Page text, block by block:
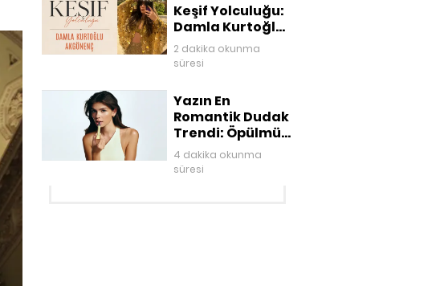
Keşif Yolculuğu:
Damla Kurtoğlu
Akgönenç
2 dakika okunma
süresi
Yazın En
Romantik Dudak
Trendi: Öpülmüş
Dudaklar
4 dakika okunma
süresi